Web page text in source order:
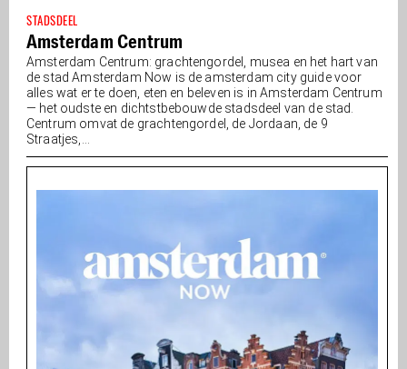
STADSDEEL
Amsterdam Centrum
Amsterdam Centrum: grachtengordel, musea en het hart van
de stad Amsterdam Now is de amsterdam city guide voor
alles wat er te doen, eten en beleven is in Amsterdam Centrum
— het oudste en dichtstbebouwde stadsdeel van de stad.
Centrum omvat de grachtengordel, de Jordaan, de 9
Straatjes,...